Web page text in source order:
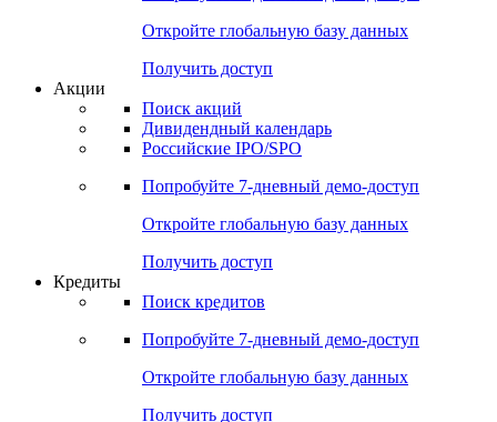
Опросы
Попробуйте7-дневный
Откройте глобальную базу данных
Получить доступ
Поиск акций
Российские IPO/SPO
Попробуйте7-дневный
Откройте глобальную базу данных
Получить доступ
Поиск кредитов
Попробуйте7-дневный